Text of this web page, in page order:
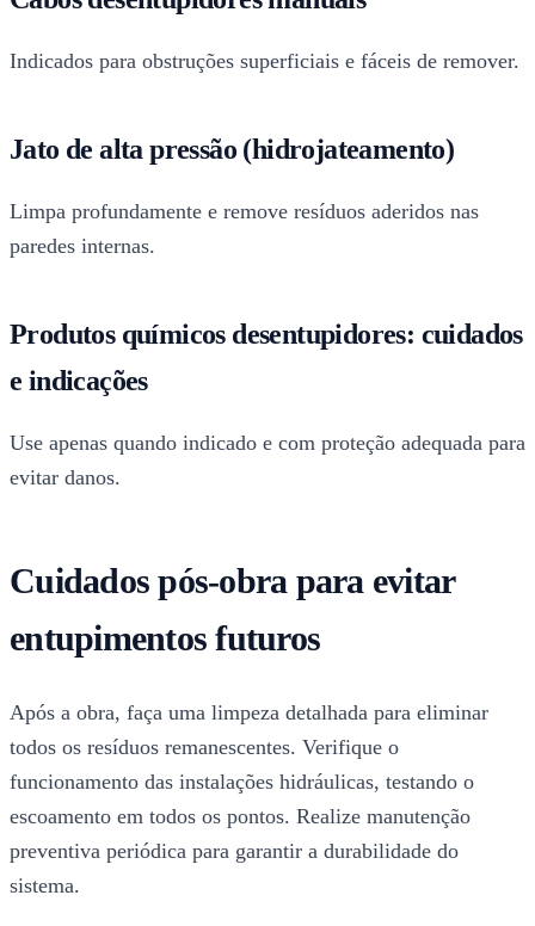
Indicados para obstruções superficiais e fáceis de remover.
Jato de alta pressão (hidrojateamento)
Limpa profundamente e remove resíduos aderidos nas
paredes internas.
Produtos químicos desentupidores: cuidados
e indicações
Use apenas quando indicado e com proteção adequada para
evitar danos.
Cuidados pós-obra para evitar
entupimentos futuros
Após a obra, faça uma limpeza detalhada para eliminar
todos os resíduos remanescentes. Verifique o
funcionamento das instalações hidráulicas, testando o
escoamento em todos os pontos. Realize manutenção
preventiva periódica para garantir a durabilidade do
sistema.